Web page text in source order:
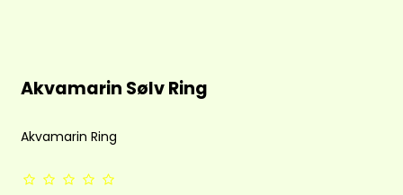
Akvamarin Sølv Ring
Akvamarin Ring